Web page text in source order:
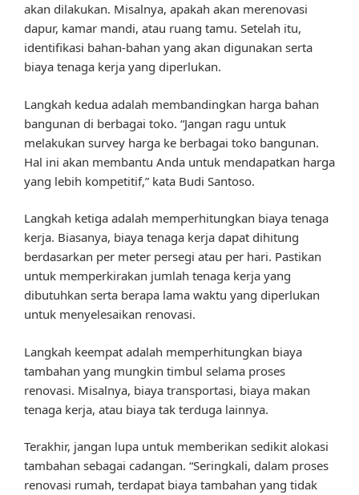
akan dilakukan. Misalnya, apakah akan merenovasi
dapur, kamar mandi, atau ruang tamu. Setelah itu,
identifikasi bahan-bahan yang akan digunakan serta
biaya tenaga kerja yang diperlukan.
Langkah kedua adalah membandingkan harga bahan
bangunan di berbagai toko. “Jangan ragu untuk
melakukan survey harga ke berbagai toko bangunan.
Hal ini akan membantu Anda untuk mendapatkan harga
yang lebih kompetitif,” kata Budi Santoso.
Langkah ketiga adalah memperhitungkan biaya tenaga
kerja. Biasanya, biaya tenaga kerja dapat dihitung
berdasarkan per meter persegi atau per hari. Pastikan
untuk memperkirakan jumlah tenaga kerja yang
dibutuhkan serta berapa lama waktu yang diperlukan
untuk menyelesaikan renovasi.
Langkah keempat adalah memperhitungkan biaya
tambahan yang mungkin timbul selama proses
renovasi. Misalnya, biaya transportasi, biaya makan
tenaga kerja, atau biaya tak terduga lainnya.
Terakhir, jangan lupa untuk memberikan sedikit alokasi
tambahan sebagai cadangan. “Seringkali, dalam proses
renovasi rumah, terdapat biaya tambahan yang tidak